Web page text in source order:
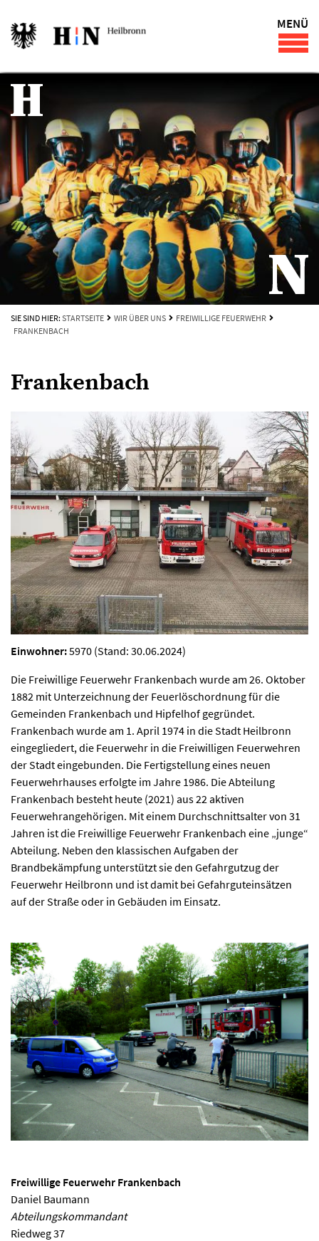
MENÜ
SIE SIND HIER: STARTSEITE WIR ÜBER UNS
FREIWILLIGE FEUERWEHR
FRANKENBACH
Frankenbach
Einwohner:5970 (Stand: 30.06.2024)
Die Freiwillige Feuerwehr Frankenbach wurde am 26. Oktober
1882 mit Unterzeichnung der Feuerlöschordnung für die
Gemeinden Frankenbach und Hipfelhof gegründet.
Frankenbach wurde am 1. April 1974 in die Stadt Heilbronn
eingegliedert, die Feuerwehr in die Freiwilligen Feuerwehren
der Stadt eingebunden. Die Fertigstellung eines neuen
Feuerwehrhauses erfolgte im Jahre 1986. Die Abteilung
Frankenbach besteht heute (2021) aus 22 aktiven
Feuerwehrangehörigen. Mit einem Durchschnittsalter von 31
Jahren ist die Freiwillige Feuerwehr Frankenbach eine „junge“
Abteilung. Neben den klassischen Aufgaben der
Brandbekämpfung unterstützt sie den Gefahrgutzug der
Feuerwehr Heilbronn und ist damit bei Gefahrguteinsätzen
auf der Straße oder in Gebäuden im Einsatz.
Freiwillige Feuerwehr Frankenbach
Daniel Baumann
Abteilungskommandant
Riedweg 37